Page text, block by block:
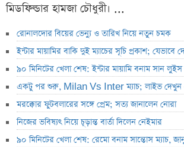
মিডফিল্ডার হামজা চৌধুরী। ...
রোনালদোর বিয়ের ভেন্যু ও তারিখ নিয়ে নতুন চমক
ইন্টার মায়ামির বাকি দুই ম্যাচের সূচি প্রকাশ; যেভাবে
৯০ মিনিটের খেলা শেষ: ইন্টার মায়ামি বনাম সান
একটু পর শুরু, Milan Vs Inter ম্যাচ; লাইভ দেখুন
মরক্কোর ফুটবলারের সঙ্গে প্রেম; সত্য জানালেন নোরা
নিজের ভবিষ্যৎ নিয়ে চূড়ান্ত বার্তা দিলেন নেইমার
৯০ মিনিটের খেলা শেষ: রেমো বনাম সান্তোস ম্যাচ,